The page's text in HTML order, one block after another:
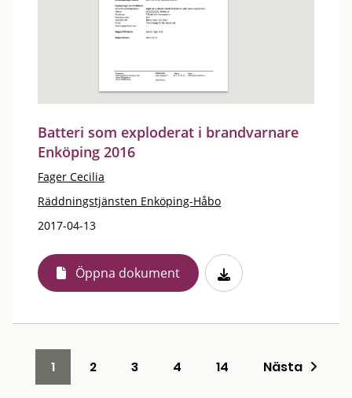
Batteri som exploderat i brandvarnare
Enköping 2016
Fager Cecilia
Räddningstjänsten Enköping-Håbo
2017-04-13
Öppna dokument
1 2 3 4 14 Nästa